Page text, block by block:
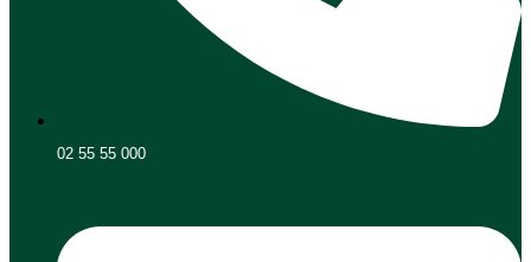
02 55 55 000